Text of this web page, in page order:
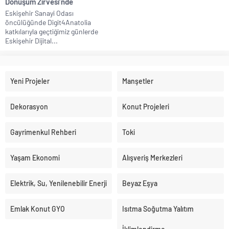
Eskişehir Sanayi Odası
öncülüğünde Digit4Anatolia
katkılarıyla geçtiğimiz günlerde
Eskişehir Dijital...
Yeni Projeler Manşetler
Dekorasyon Konut Projeleri
Gayrimenkul Rehberi Toki
Yaşam Ekonomi Alışveriş Merkezleri
Elektrik, Su, Yenilenebilir Enerji Beyaz Eşya
Emlak Konut GYO Isıtma Soğutma Yalıtım